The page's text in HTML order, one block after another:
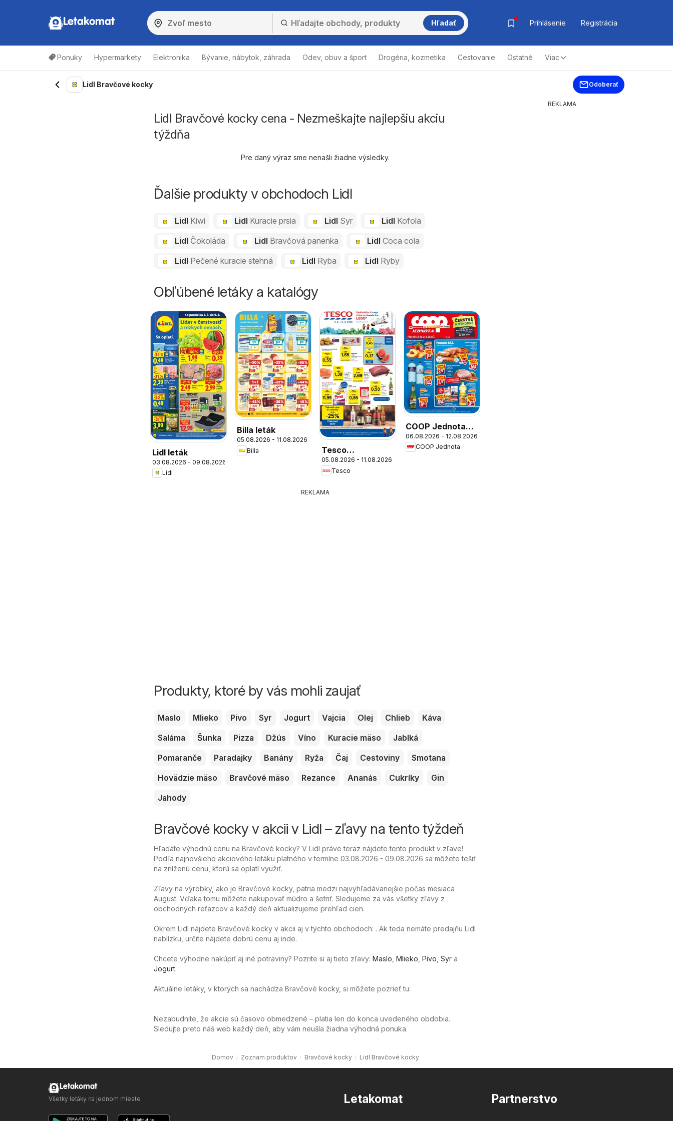
Letakomat Hľadať Prihlásenie Registrácia
Ponuky Hypermarkety Elektronika Bývanie, nábytok, záhrada Odev, obuv a šport Drogéria, kozmetika Cestovanie Ostatné Viac
Lidl Bravčové kocky Odoberať
Lidl Bravčové kocky cena - Nezmeškajte najlepšiu akciu
týždňa
Pre daný výraz sme nenašli žiadne výsledky.
Ďalšie produkty v obchodoch Lidl
Lidl Kiwi Lidl Kuracie prsia Lidl Syr Lidl Kofola
Lidl Čokoláda Lidl Bravčová panenka LidlCoca cola
Lidl Pečené kuracie stehná Lidl Ryba Lidl Ryby
Obľúbené letáky a katalógy
Lidl leták
03.08.2026 - 09.08.2026
Lidl
Billa leták
05.08.2026 - 11.08.2026
Billa
Tesco
Hypermarket -
leták
05.08.2026 - 11.08.2026
Tesco
COOP Jednota
leták
06.08.2026 - 12.08.2026
COOP Jednota
REKLAMA
Produkty, ktoré by vás mohli zaujať
Maslo Mlieko Pivo Syr Jogurt Vajcia Olej Chlieb
Káva
Saláma
Šunka Pizza Džús Víno Kuracie mäso
Jablká
Pomaranče
Paradajky Banány Ryža Čaj Cestoviny
Smotana
Hovädzie mäso
Bravčové mäso Rezance Ananás Cukríky
Gin
Jahody
Bravčové kocky v akcii v Lidl – zľavy na tento týždeň
Hľadáte výhodnú cenu na Bravčové kocky? V Lidl práve teraz nájdete tento produkt v zľave!
Podľa najnovšieho akciového letáku platného v termíne 03.08.2026 - 09.08.2026 sa môžete tešiť
na zníženú cenu, ktorú sa oplatí využiť.
Zľavy na výrobky, ako je Bravčové kocky, patria medzi najvyhľadávanejšie počas mesiaca
August. Vďaka tomu môžete nakupovať múdro a šetriť. Sledujeme za vás všetky zľavy z
obchodných reťazcov a každý deň aktualizujeme prehľad cien.
Okrem Lidl nájdete Bravčové kocky v akcii aj v týchto obchodoch: . Ak teda nemáte predajňu Lidl
nablízku, určite nájdete dobrú cenu aj inde.
Chcete výhodne nakúpiť aj iné potraviny? Pozrite si aj tieto zľavy: Maslo Mlieko Pivo Syr a
Jogurt.
Aktuálne letáky, v ktorých sa nachádza Bravčové kocky, si môžete pozrieť tu:
Nezabudnite, že akcie sú časovo obmedzené – platia len do konca uvedeného obdobia.
Sledujte preto náš web každý deň, aby vám neušla žiadna výhodná ponuka.
Domov Zoznam produktov Bravčové kocky Lidl Bravčové kocky
REKLAMA
Letakomat Partnerstvo
Letakomat
Všetky letáky na jednom mieste